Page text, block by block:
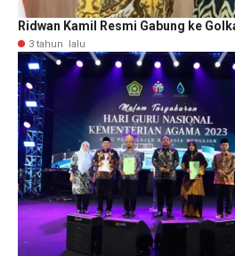
Ridwan Kamil Resmi Gabung ke
3 tahun lalu